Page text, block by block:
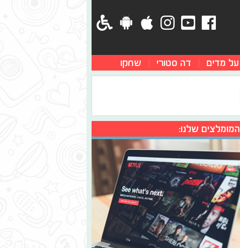
על מדים דה סטורי שחקו
המומלצים שלנו: